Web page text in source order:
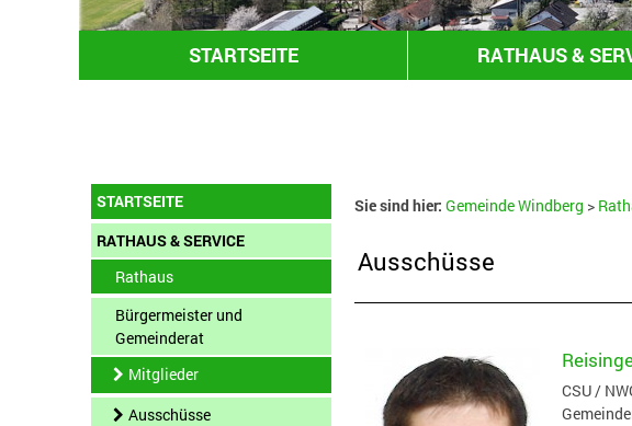
STARTSEITE RATHAUS &
STARTSEITE
RATHAUS & SERVICE
Rathaus
Bürgermeister und
Gemeinderat
Mitglieder
Ausschüsse
Sie sind hier: Gemeinde Windberg >
Ausschüsse
CSU /